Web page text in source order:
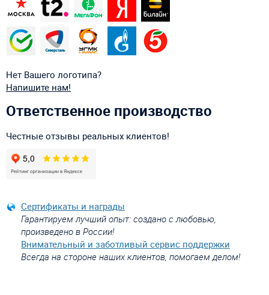
Нет Вашего логотипа?
Напишите нам!
Ответственное производство
Честные отзывы реальных клиентов!
Сертификаты и награды
Гарантируем лучший опыт: создано с любовью,
произведено в России!
Внимательный и заботливый сервис поддержки
Всегда на стороне наших клиентов, помогаем делом!